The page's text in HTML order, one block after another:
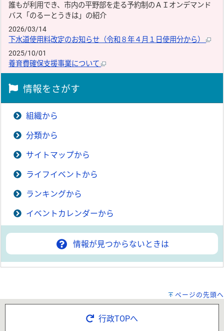
誰もが利用でき、市内の平野部を走る予約制のＡＩオンデマンド
バス「のるーとうきは」の紹介
2026/03/14
下水道使用料改定のお知らせ（令和８年４月１日使用分から）
2025/10/01
養育費確保支援事業について
情報をさがす
組織から
分類から
サイトマップから
ライフイベントから
ランキングから
イベントカレンダーから
情報が見つからないときは
ページの先頭へ
行政TOPへ